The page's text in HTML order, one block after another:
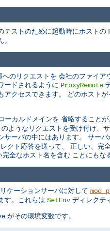
ストのために起動時にホスト
のリクエストを 会社のファイ
ードされるように ProxyRemote
クセスできます。 どのホスト
カルドメインを 省略することが
ようなリクエストを受け付け、
サーバの中にはあります。 サーバ
クト応答を送って、 正しい、完
全なホスト名を含む ことにもな
ケーションサーバに対して
す。これらは SetEnv ディレクテ
がその環境変数です。